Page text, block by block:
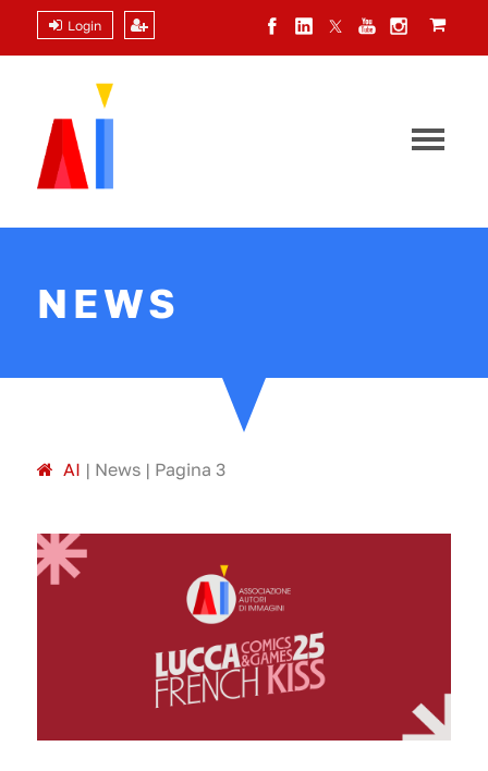
Login
NEWS
AI | News | Pagina 3